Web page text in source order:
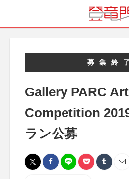
募集終
Gallery PARC Art
Competition
ラン公募